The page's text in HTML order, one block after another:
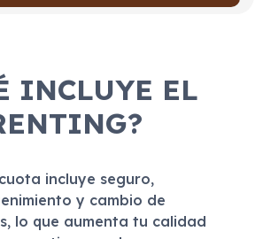
INCLUYE EL
incluye seguro,
y cambio de
lo que aumenta tu calidad